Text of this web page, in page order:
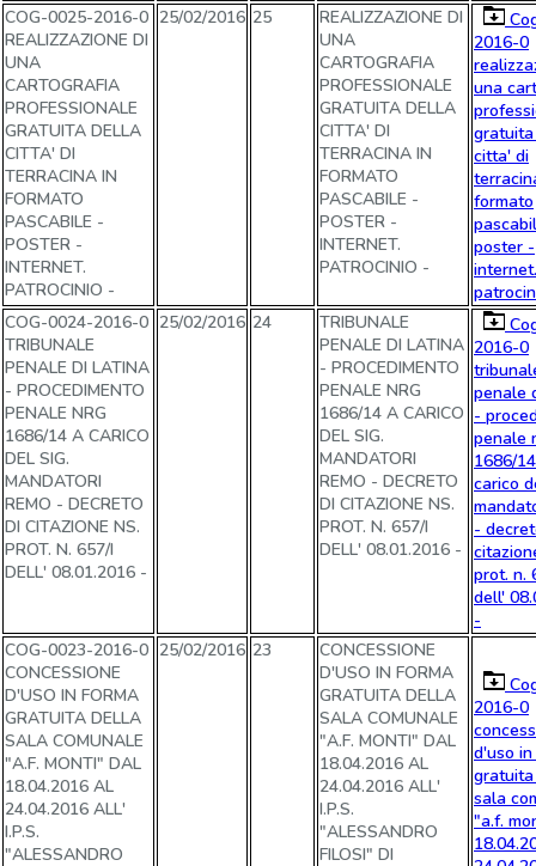
COG-0025-2016-0
REALIZZAZIONE DI
UNA
CARTOGRAFIA
PROFESSIONALE
GRATUITA DELLA
CITTA' DI
TERRACINA IN
FORMATO
PASCABILE -
POSTER -
INTERNET.
PATROCINIO -
25/02/2016 25
REALIZZAZIONE DI
UNA
CARTOGRAFIA
PROFESSIONALE
GRATUITA DELLA
CITTA' DI
TERRACINA IN
FORMATO
PASCABILE -
POSTER -
INTERNET.
PATROCINIO -
2016-0
una
citta' di
formato
poster -
internet.
COG-0024-2016-0
TRIBUNALE
PENALE DI LATINA
- PROCEDIMENTO
PENALE NRG
1686/14 A CARICO
DEL SIG.
MANDATORI
REMO - DECRETO
DI CITAZIONE NS.
PROT. N. 657/I
DELL' 08.01.2016 -
25/02/2016 24
TRIBUNALE
PENALE DI LATINA
- PROCEDIMENTO
PENALE NRG
1686/14 A CARICO
DEL SIG.
MANDATORI
REMO - DECRETO
DI CITAZIONE NS.
PROT. N. 657/I
DELL' 08.01.2016 -
2016-0
penale
-
penale
1686/
carico
-
prot. n.
dell'
-
COG-0023-2016-0
CONCESSIONE
D'USO IN FORMA
GRATUITA DELLA
SALA COMUNALE
"A.F. MONTI" DAL
18.04.2016 AL
24.04.2016 ALL'
I.P.S.
"ALESSANDRO
25/02/2016 23
CONCESSIONE
D'USO IN FORMA
GRATUITA DELLA
SALA COMUNALE
"A.F. MONTI" DAL
18.04.2016 AL
24.04.2016 ALL'
I.P.S.
"ALESSANDRO
FILOSI" DI
2016-0
d'uso
sala
"a.f.